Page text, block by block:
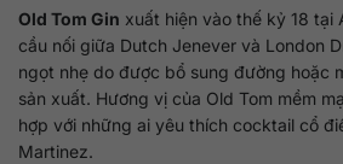
Old Tom Gin xuất hiện vào thế kỷ 18 tại
cầu nối giữa Dutch Jenever và London
ngọt nhẹ do được bổ sung đường hoặc
sản xuất. Hương vị của Old Tom mềm
hợp với những ai yêu thích cocktail cổ
Martinez.